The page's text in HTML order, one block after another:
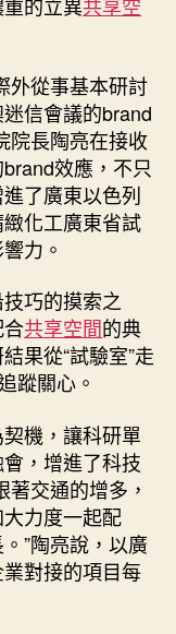
外從事基本研討
信會議的brand
院長陶亮在接收
效應，不只
了廣東以色列
化工廣東省試
力。
巧的摸索之
共享空間的典
果從“試驗室”走
蹤關心。
機，讓科研單
，增進了科技
交通的增多，
力度一起配
”陶亮說，以廣
對接的項目每